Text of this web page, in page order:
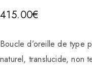
415.00€
Boucle d’oreille de type
naturel, translucide, non